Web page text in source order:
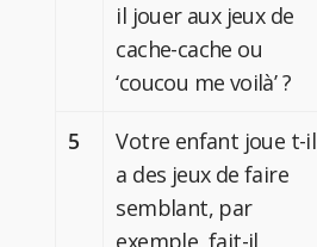
il jouer aux jeux de
cache-cache ou
‘coucou me voilà’ ?
5
Votre enfant joue t-il
a des jeux de faire
semblant, par
exemple, fait-il